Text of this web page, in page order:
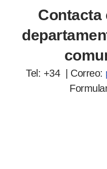
Contacta
Tel: +34 | Correo: